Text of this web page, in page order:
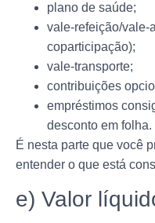
plano de saúde;
vale-refeição/vale-
coparticipação);
vale-transporte;
contribuições
empréstimos
desconto em folha.
É nesta parte que você
entender o que está
e) Valor